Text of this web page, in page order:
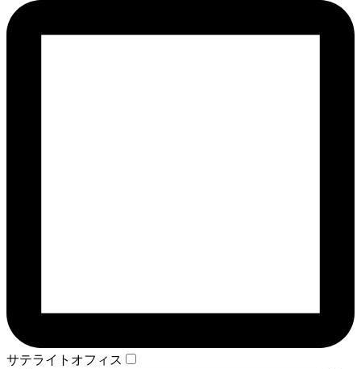
サテライトオフィス